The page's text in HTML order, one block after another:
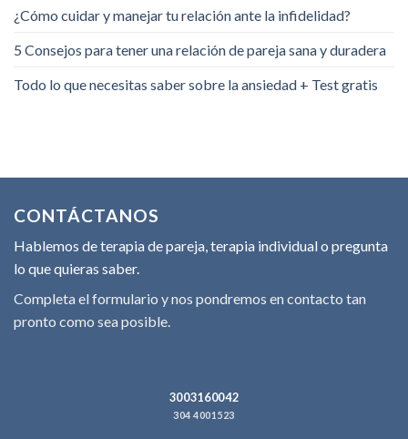
¿Cómo cuidar y manejar tu relación ante la infidelidad?
5 Consejos para tener una relación de pareja sana y duradera
Todo lo que necesitas saber sobre la ansiedad + Test gratis
CONTÁCTANOS
Hablemos de terapia de pareja, terapia individual o pregunta
lo que quieras saber.
Completa el formulario y nos pondremos en contacto tan
pronto como sea posible.
3003160042
304 4001523